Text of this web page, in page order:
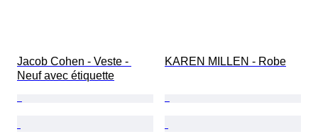
Jacob Cohen - Veste -
Neuf avec étiquette
KAREN MILLEN - Robe